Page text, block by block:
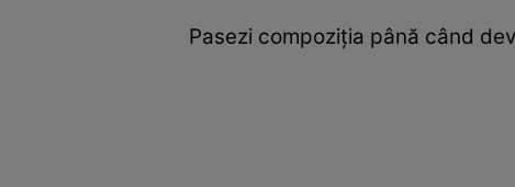
Pasezi compoziția până când